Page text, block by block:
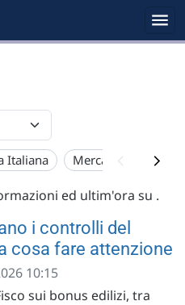
Italiana Mercato USA
ed ultim'ora su .
i controlli del
cosa fare attenzione
10:15
sui bonus edilizi, tra